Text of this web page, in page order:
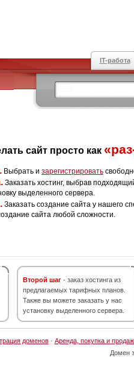
IT-работа
сайт просто как
Выбрать и зарегистрировать
Заказать хостинг, выбрав
выделенного сервера.
Заказать создание сайта у нашего
сайта любой сложности.
Второй шаг - заказ хостинга из
предлагаемых тарифных планов.
Также вы можете заказать у нас
установку выделенного сервера.
доменов· Аренда, покупка и
Домен